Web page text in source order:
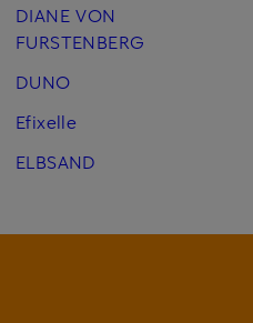
DIANE VON
FURSTENBERG
DUNO
Efixelle
ELBSAND